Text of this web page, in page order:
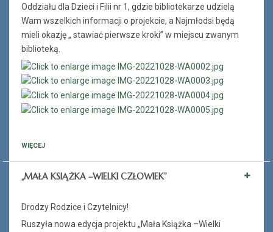
Oddziału dla Dzieci i Filii nr 1, gdzie bibliotekarze udzielą
Wam wszelkich informacji o projekcie, a Najmłodsi będą
mieli okazję „ stawiać pierwsze kroki” w miejscu zwanym
biblioteką.
WIĘCEJ
„MAŁA KSIĄŻKA –WIELKI CZŁOWIEK”
Drodzy Rodzice i Czytelnicy!
Ruszyła nowa edycja projektu „Mała Książka –Wielki